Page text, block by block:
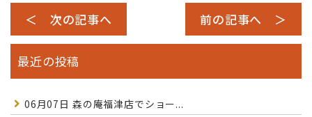
＜ 次の記事へ 前の記事へ ＞
最近の投稿
06月07日 森の庵福津店でショー...